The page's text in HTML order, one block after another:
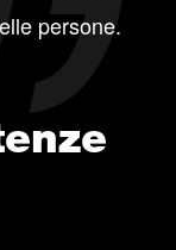
persone.